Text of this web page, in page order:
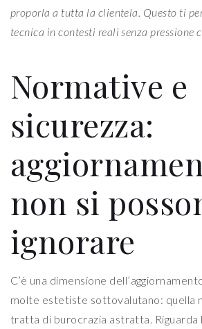
proporla a tutta la clientela. Questo ti
tecnica in contesti reali senza pressione
Normative e
sicurezza:
non si
ignorare
C’è una dimensione
molte estetiste sottovalutano: quella
tratta di burocrazia astratta. Riguarda